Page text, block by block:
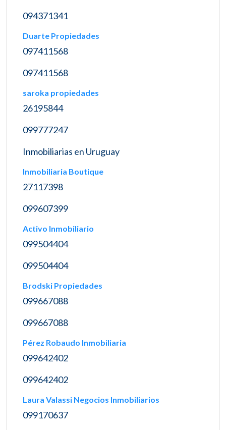
094371341
Duarte Propiedades
097411568
097411568
saroka propiedades
26195844
099777247
Inmobiliarias en Uruguay
Inmobiliaria Boutique
27117398
099607399
Activo Inmobiliario
099504404
099504404
Brodski Propiedades
099667088
099667088
Pérez Robaudo Inmobiliaria
099642402
099642402
Laura Valassi Negocios Inmobiliarios
099170637